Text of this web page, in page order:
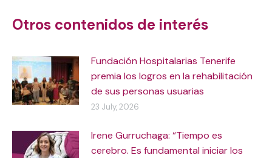
Otros contenidos de interés
Fundación Hospitalarias Tenerife
premia los logros en la rehabilitación
de sus personas usuarias
23 July, 2026
Irene Gurruchaga: “Tiempo es
cerebro. Es fundamental iniciar los